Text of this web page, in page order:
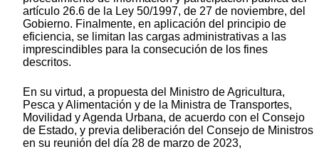
artículo 26.6 de la Ley 50/1997, de 27 de noviembre, del
Gobierno. Finalmente, en aplicación del principio de
eficiencia, se limitan las cargas administrativas a las
imprescindibles para la consecución de los fines
descritos.
En su virtud, a propuesta del Ministro de Agricultura,
Pesca y Alimentación y de la Ministra de Transportes,
Movilidad y Agenda Urbana, de acuerdo con el Consejo
de Estado, y previa deliberación del Consejo de Ministros
en su reunión del día 28 de marzo de 2023,